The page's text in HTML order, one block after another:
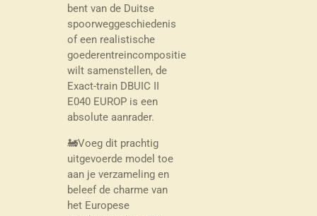
bent van de Duitse
spoorweggeschiedenis
of een realistische
goederentreincompositie
wilt samenstellen, de
Exact-train DBUIC II
E040 EUROP is een
absolute aanrader.
🚂Voeg dit prachtig
uitgevoerde model toe
aan je verzameling en
beleef de charme van
het Europese